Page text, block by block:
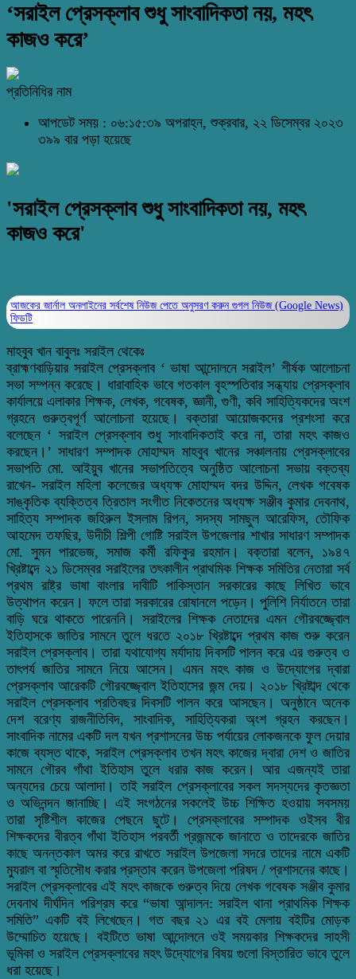
‘সরাইল প্রেসক্লাব শুধু সাংবাদিকতা নয়, মহৎ
কাজও করে’
প্রতিনিধির নাম
আপডেট সময় : ০৬:১৫:৩৯ অপরাহ্ন, শুক্রবার, ২২ ডিসেম্বর ২০২৩
৩৯৯ বার পড়া হয়েছে
'সরাইল প্রেসক্লাব শুধু সাংবাদিকতা নয়, মহৎ
কাজও করে'
আজকের জার্নাল অনলাইনের সর্বশেষ নিউজ পেতে অনুসরণ করুন গুগল নিউজ (Google News)
ফিডটি
মাহবুব খান বাবুলঃ সরাইল থেকেঃ
ব্রাহ্মণবাড়িয়ার সরাইল প্রেসক্লাব ‘ ভাষা আন্দোলনে সরাইল’ শীর্ষক আলোচনা
সভা সম্পন্ন করেছে। ধারাবাহিক ভাবে গতকাল বৃহস্পতিবার সন্ধ্যায় প্রেসক্লাব
কার্যালয়ে এলাকার শিক্ষক, লেখক, গবেষক, জ্ঞানী, গুণী, কবি সাহিত্যিকদের অংশ
গ্রহনে গুরুত্বপূর্ণ আলোচনা হয়েছে। বক্তারা আয়োজকদের প্রশংসা করে
বলেছেন ‘ সরাইল প্রেসক্লাব শুধু সাংবাদিকতাই করে না, তারা মহৎ কাজও
করছেন।’ সাধারণ সম্পাদক মোহাম্মদ মাহবুব খানের সঞ্চালনায় প্রেসক্লাবের
সভাপতি মো. আইয়ুব খানের সভাপতিত্বে অনুষ্ঠিত আলোচনা সভায় বক্তব্য
রাখেন- সরাইল মহিলা কলেজের অধ্যক্ষ মোহাম্মদ বদর উদ্দিন, লেখক গবেষক
সাঙ্কৃতিক ব্যক্তিত্ব ত্রিতাল সংগীত নিকেতনের অধ্যক্ষ সঞ্জীব কুমার দেবনাথ,
সাহিত্য সম্পাদক জহিরুল ইসলাম রিপন, সদস্য সামছুল আরেফিস, তৌফিক
আহমেদ তফছির, উদীচী শিল্পী গোষ্টি সরাইল উপজেলার শাখার সাধারণ সম্পাদক
মো. সুমন পারভেজ, সমাজ কর্মী রফিকুর রহমান। বক্তারা বলেন, ১৯৪৭
খ্রিষ্টাব্দে ২১ ডিসেম্বর সরাইলের তৎকালীন প্রাথমিক শিক্ষক সমিতির নেতারা সর্ব
প্রথম রাষ্ট্র ভাষা বাংলার দাবীটি পাকিস্তান সরকারের কাছে লিখিত ভাবে
উত্থাপন করেন। ফলে তারা সরকারের রোষানলে পড়েন। পুলিশি নির্যাতনে তারা
বাড়ি ঘরে থাকতে পারেননি। সরাইলের শিক্ষক নেতাদের এমন গৌরবজ্জ্বোল
ইতিহাসকে জাতির সামনে তুলে ধরতে ২০১৮ খ্রিষ্টাব্দে প্রথম কাজ শুরু করেন
সরাইল প্রেসক্লাব। তারা যথাযোগ্য মর্যাদায় দিবসটি পালন করে এর গুরুত্ব ও
তাৎপর্য জাতির সামনে নিয়ে আসেন। এমন মহৎ কাজ ও উদ্যোগের দ্বারা
প্রেসক্লাব আরেকটি গৌরবজ্জ্বোল ইতিহাসের জন্ম দেয়। ২০১৮ খ্রিষ্টাব্দ থেকে
সরাইল প্রেসক্লাব প্রতিবছর দিবসটি পালন করে আসছেন। অনুষ্ঠানে অনেক
দেশ বরেণ্য রাজনীতিবিদ, সাংবাদিক, সাহিত্যিকরা অ্ংশ গ্রহন করছেন।
সাংবাদিক নামের একটি দল যখন প্রশাসনের উচ্চ পর্যায়ের লোকজনকে ফুল দেয়ার
কাজে ব্যস্ত থাকে, সরাইল প্রেসক্লাব তখন মহৎ কাজের দ্বারা দেশ ও জাতির
সামনে গৌরব গাঁথা ইতিহাস তুলে ধরার কাজ করেন। আর এজন্যই তারা
অন্যদের চেয়ে আলাদা। তাই সরাইল প্রেসক্লাবের সকল সদস্যদের কৃতজ্ঞতা
ও অভিনন্দন জানাচ্ছি। এই সংগঠনের সকলেই উচ্চ শিক্ষিত হওয়ায় সবসময়
তারা সৃষ্টিশীল কাজের পেছনে ছুটে। প্রেসক্লাবের সম্পাদক ওইসব বীর
শিক্ষকদের বীরত্ব গাঁথা ইতিহাস পরবর্তী প্রজন্মকে জানাতে ও তাদেরকে জাতির
কাছে অনন্তকাল অমর করে রাখতে সরাইল উপজেলা সদরে তাদের নামে একটি
ম্যুরাল বা স্মৃতিসৌধ করার প্রস্তাব করেন উপজেলা পরিষদ / প্রশাসনের কাছে।
সরাইল প্রেসক্লাবের এই মহৎ কাজকে গুরুত্ব দিয়ে লেখক গবেষক সঞ্জীব কুমার
দেবনাথ দীর্ঘদিন পরিশ্রম করে “ভাষা আন্দালন: সরাইল থানা প্রাথমিক শিক্ষক
সমিতি” একটি বই লিখেছেন। গত বছর ২১ এর বই মেলায় বইটির মোড়ক
উম্মোচিত হয়েছে। বইটিতে ভাষা আন্দোলনে ওই সময়কার শিক্ষকদের সাহসী
ভূমিকা ও সরাইল প্রেসক্লাবের মহৎ উদ্যোগের বিষয় গুলো বিস্তারিত ভাবে তুলে
ধরা হয়েছে।